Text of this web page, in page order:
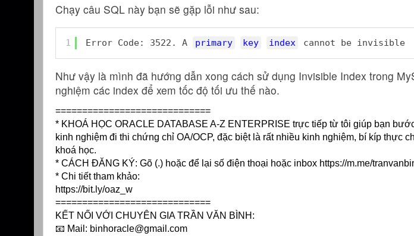
Chạy câu SQL này bạn sẽ gặp lỗi như sau:
1 Error Code: 3522. A primary key index cannot be invisible
Như vậy là mình đã hướng dẫn xong cách sử dụng Invisible Index trong
nghiệm các index để xem tốc độ tối ưu thế nào.
=============================
* KHOÁ HỌC ORACLE DATABASE A-Z ENTERPRISE trực tiếp từ tôi giúp bạn
kinh nghiệm đi thi chứng chỉ OA/OCP, đặc biệt là rất nhiều kinh nghiệm, bí kíp thực
khoá học.
* CÁCH ĐĂNG KÝ: Gõ (.) hoặc để lại số điện thoại hoặc inbox https://m.me/
* Chi tiết tham khảo:
https://bit.ly/oaz_w
=============================
KẾT NỐI VỚI CHUYÊN GIA TRẦN VĂN BÌNH:
📧 Mail: binhoracle@gmail.com